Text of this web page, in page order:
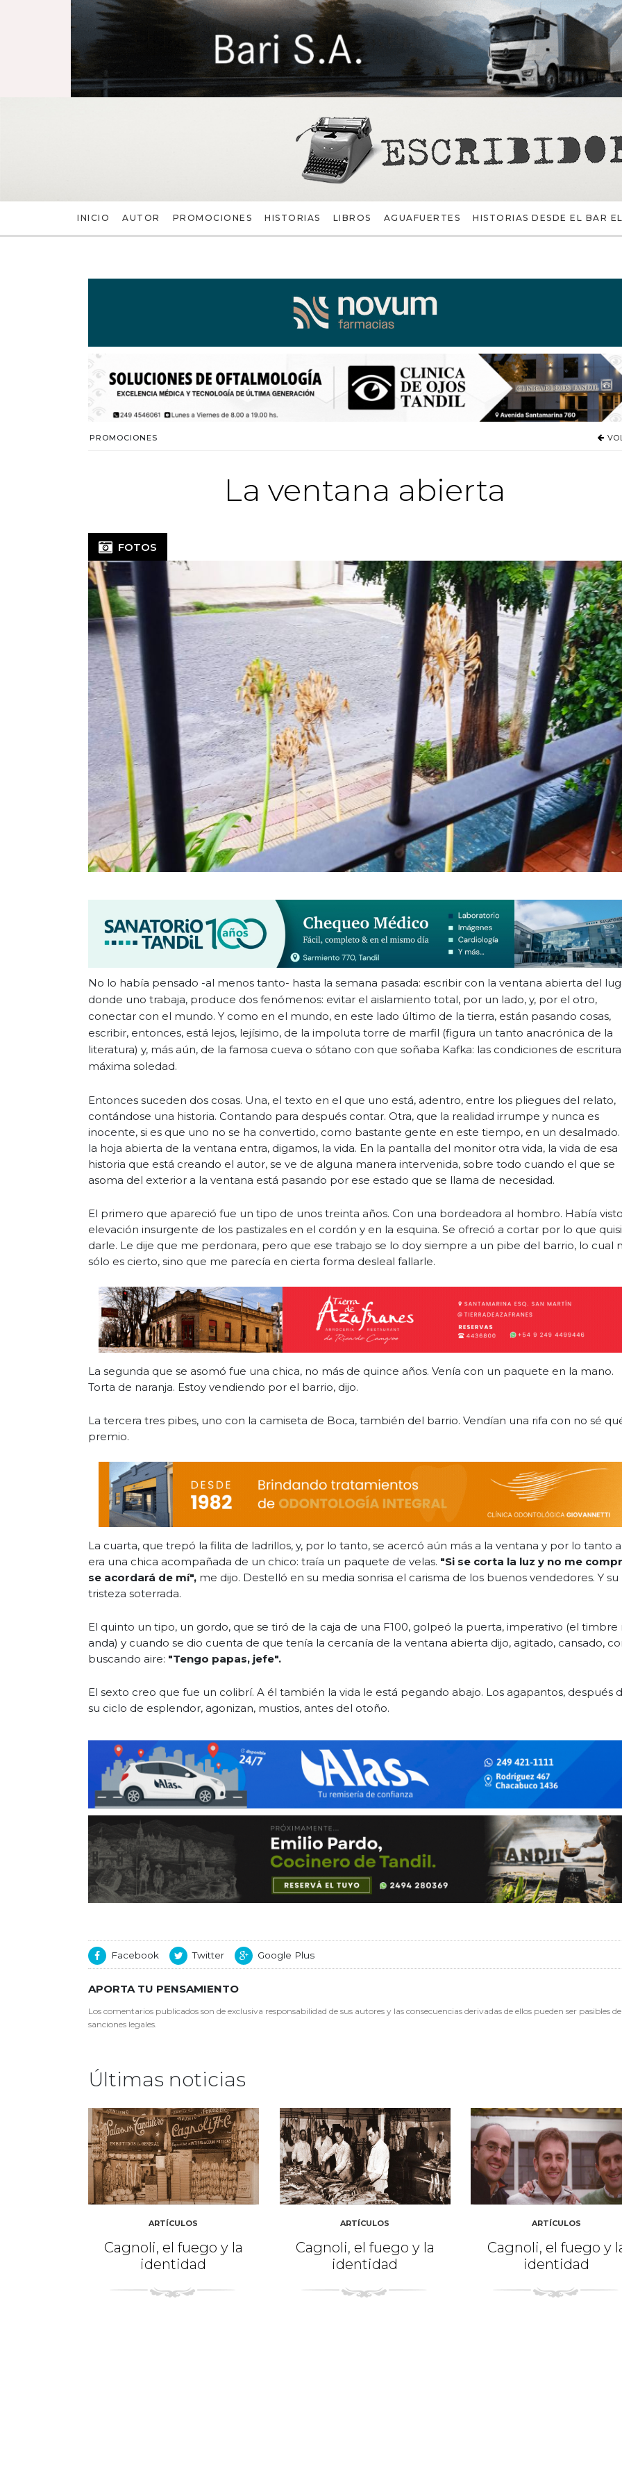
INICIO AUTOR PROMOCIONES HISTORIAS LIBROS AGUAFUERTES HISTORIAS DESDE EL BAR
PROMOCIONES
La ventana abierta
FOTOS
No lo había pensado -al menos tanto- hasta la semana pasada: escribir con la ventana abierta del
donde uno trabaja, produce dos fenómenos: evitar el aislamiento total, por un lado, y, por el otro,
conectar con el mundo. Y como en el mundo, en este lado último de la tierra, están pasando cosas,
escribir, entonces, está lejos, lejísimo, de la impoluta torre de marfil (figura un tanto anacrónica de la
literatura) y, más aún, de la famosa cueva o sótano con que soñaba Kafka: las condiciones de
máxima soledad.
Entonces suceden dos cosas. Una, el texto en el que uno está, adentro, entre los pliegues del relato,
contándose una historia. Contando para después contar. Otra, que la realidad irrumpe y nunca es
inocente, si es que uno no se ha convertido, como bastante gente en este tiempo, en un
la hoja abierta de la ventana entra, digamos, la vida. En la pantalla del monitor otra vida, la vida de esa
historia que está creando el autor, se ve de alguna manera intervenida, sobre todo cuando el que se
asoma del exterior a la ventana está pasando por ese estado que se llama de necesidad.
El primero que apareció fue un tipo de unos treinta años. Con una bordeadora al hombro. Había
elevación insurgente de los pastizales en el cordón y en la esquina. Se ofreció a cortar por lo que
darle. Le dije que me perdonara, pero que ese trabajo se lo doy siempre a un pibe del barrio, lo cual
sólo es cierto, sino que me parecía en cierta forma desleal fallarle.
La segunda que se asomó fue una chica, no más de quince años. Venía con un paquete en la mano.
Torta de naranja. Estoy vendiendo por el barrio, dijo.
La tercera tres pibes, uno con la camiseta de Boca, también del barrio. Vendían una rifa con no sé
premio.
La cuarta, que trepó la filita de ladrillos, y, por lo tanto, se acercó aún más a la ventana y por lo tanto
era una chica acompañada de un chico: traía un paquete de velas. "Si se corta la luz y no me
se acordará de mí", me dijo. Destelló en su media sonrisa el carisma de los buenos vendedores. Y su
tristeza soterrada.
El quinto un tipo, un gordo, que se tiró de la caja de una F100, golpeó la puerta, imperativo (el timbre
anda) y cuando se dio cuenta de que tenía la cercanía de la ventana abierta dijo, agitado, cansado,
buscando aire: "Tengo papas, jefe".
El sexto creo que fue un colibrí. A él también la vida le está pegando abajo. Los agapantos, después
su ciclo de esplendor, agonizan, mustios, antes del otoño.
Facebook Twitter Google Plus
APORTA TU PENSAMIENTO
Los comentarios publicados son de exclusiva responsabilidad de sus autores y las consecuencias derivadas de ellos pueden ser pasibles de
sanciones legales.
Últimas noticias
ARTÍCULOS
Cagnoli, el fuego y la
identidad
ARTÍCULOS
Cagnoli, el fuego y la
identidad
ARTÍCULOS
Cagnoli, el fuego y
identidad